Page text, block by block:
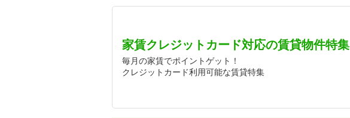
家賃クレジットカード対応の賃貸物件特集
毎月の家賃でポイントゲット！
クレジットカード利用可能な賃貸特集